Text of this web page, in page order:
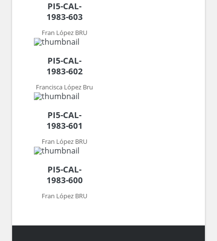
PI5-CAL-
1983-603
Fran López BRU
PI5-CAL-
1983-602
Francisca López Bru
PI5-CAL-
1983-601
Fran López BRU
PI5-CAL-
1983-600
Fran López BRU